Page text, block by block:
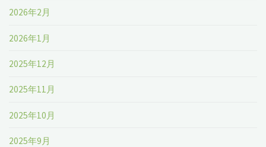
2026年2月
2026年1月
2025年12月
2025年11月
2025年10月
2025年9月